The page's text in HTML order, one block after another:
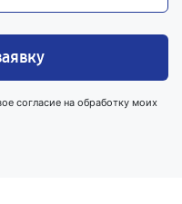
согласие на обработку моих